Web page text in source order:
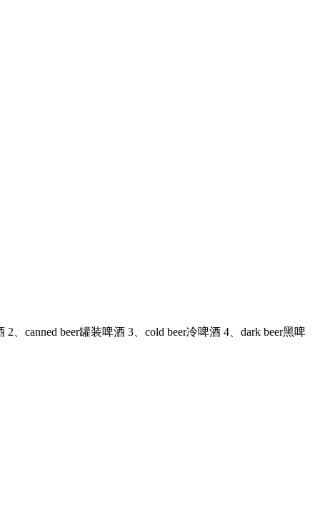
canned beer罐装啤酒 3、cold beer冷啤酒 4、dark beer黑啤